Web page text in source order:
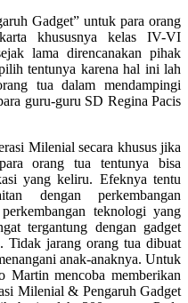
Gadget” untuk para orang
khususnya kelas IV-VI
lama direncanakan pihak
tentunya karena hal ini lah
tua dalam mendampingi
guru-guru SD Regina Pacis
Milenial secara khusus jika
orang tua tentunya bisa
yang keliru. Efeknya tentu
dengan perkembangan
teknologi yang
tergantung dengan gadget
Tidak jarang orang tua dibuat
anak-anaknya. Untuk
mencoba memberikan
Milenial & Pengaruh Gadget